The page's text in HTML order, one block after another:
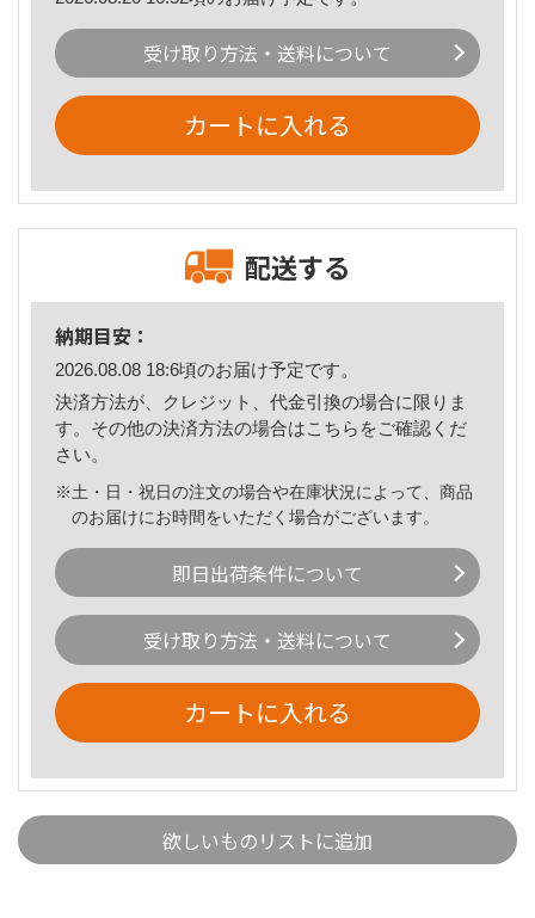
受け取り方法・送料について
カートに入れる
配送する
納期目安：
2026.08.08 18:6頃のお届け予定です。
決済方法が、クレジット、代金引換の場合に限りま
す。その他の決済方法の場合はこちら をご確認くだ
さい。
※土・日・祝日の注文の場合や在庫状況によって、商品
のお届けにお時間をいただく場合がございます。
即日出荷条件について
受け取り方法・送料について
カートに入れる
欲しいものリストに追加